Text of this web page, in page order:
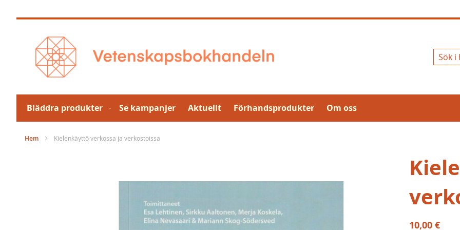
till
Bläddra produkter Se kampanjer Aktuellt Förhandsprodukter Om oss
Hem Kielenkäyttö verkossa ja verkostoissa
10,00 €